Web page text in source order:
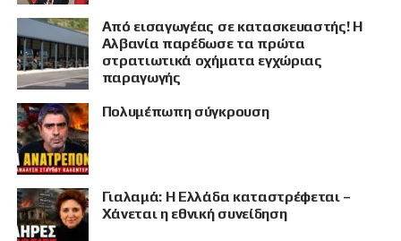
Από εισαγωγέας σε κατασκευαστής! Η
Αλβανία παρέδωσε τα πρώτα
στρατιωτικά οχήματα εγχώριας
παραγωγής
Πολυμέπωπη σύγκρουση
Γιαλαμά: Η Ελλάδα καταστρέφεται –
Χάνεται η εθνική συνείδηση